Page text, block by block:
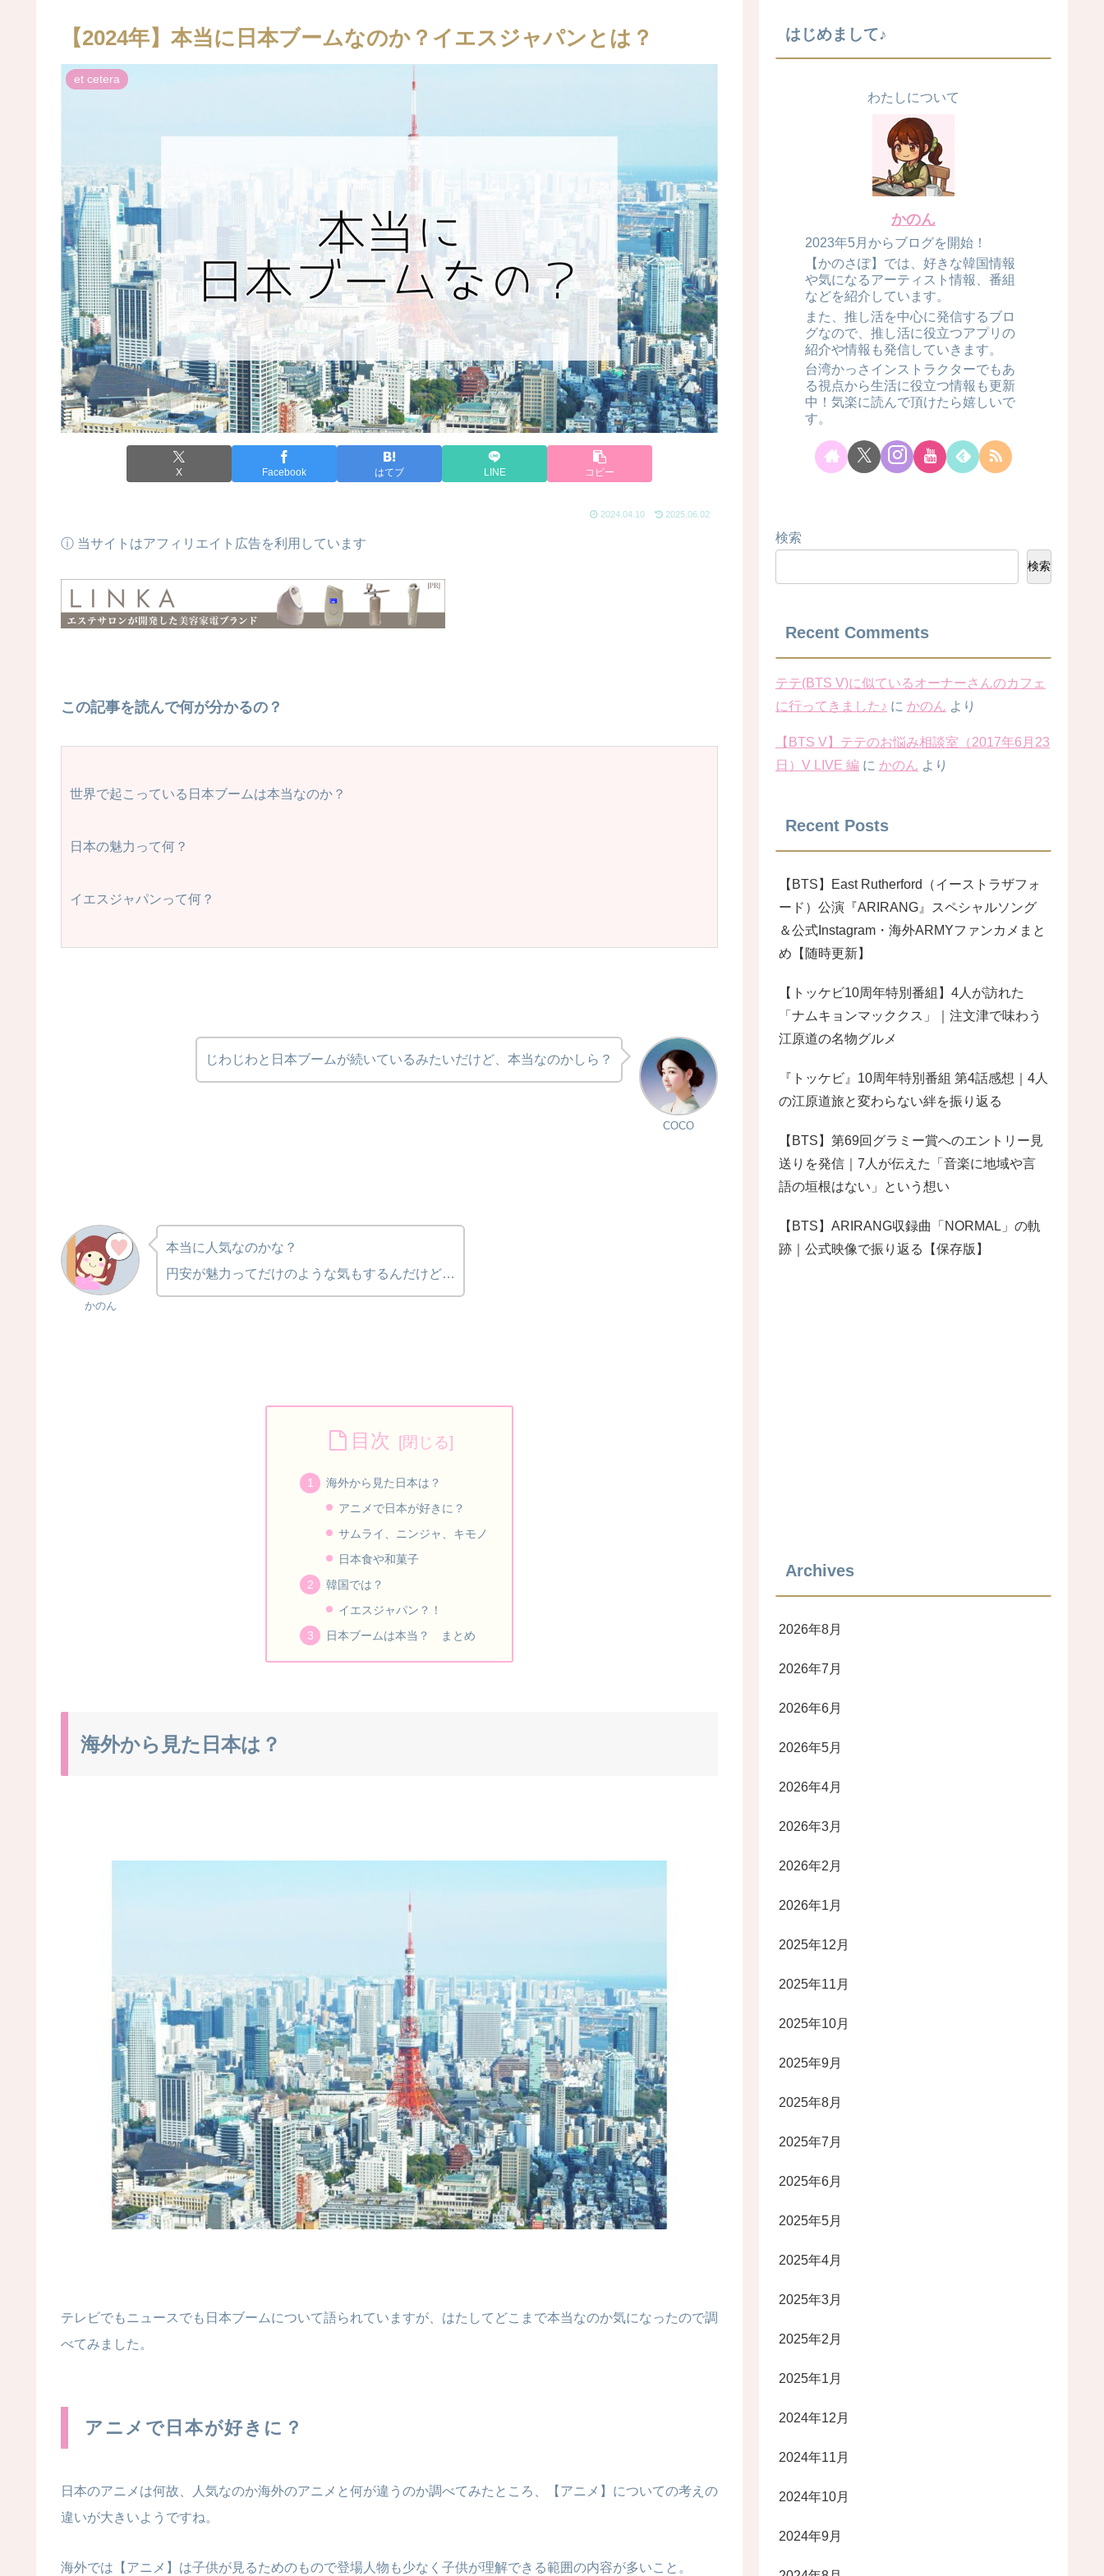
【2024年】本当に日本ブームなのか？イエスジャパンとは？
et cetera
X Facebook はてブ LINE コピー
2024.04.10 2025.06.02
ⓘ 当サイトはアフィリエイト広告を利用しています
この記事を読んで何が分かるの？
世界で起こっている日本ブームは本当なのか？
日本の魅力って何？
イエスジャパンって何？
COCO
じわじわと日本ブームが続いているみたいだけど、本当なのかしら？
かのん
本当に人気なのかな？
円安が魅力ってだけのような気もするんだけど…
目次
海外から見た日本は？
アニメで日本が好きに？
サムライ、ニンジャ、キモノ
日本食や和菓子
韓国では？
イエスジャパン？！
日本ブームは本当？ まとめ
海外から見た日本は？
テレビでもニュースでも日本ブームについて語られていますが、はたしてどこまで本当なのか気になったので調
べてみました。
アニメで日本が好きに？
日本のアニメは何故、人気なのか海外のアニメと何が違うのか調べてみたところ、【アニメ】についての考えの
違いが大きいようですね。
海外では【アニメ】は子供が見るためのもので登場人物も少なく子供が理解できる範囲の内容が多いこと。
はじめまして♪
わたしについて
かのん
2023年5月からブログを開始！
【かのさぽ】では、好きな韓国情報
や気になるアーティスト情報、番組
などを紹介しています。
また、推し活を中心に発信するブロ
グなので、推し活に役立つアプリの
紹介や情報も発信していきます。
台湾かっさインストラクターでもあ
る視点から生活に役立つ情報も更新
中！気楽に読んで頂けたら嬉しいで
す。
検索
検索
Recent Comments
テテ(BTS V)に似ているオーナーさんのカフェ
に行ってきました♪ に かのん より
【BTS V】テテのお悩み相談室（2017年6月23
日）V LIVE 編 に かのん より
Recent Posts
【BTS】East Rutherford（イーストラザフォ
ード）公演『ARIRANG』スペシャルソング
＆公式Instagram・海外ARMYファンカメまと
め【随時更新】
【トッケビ10周年特別番組】4人が訪れた
「ナムキョンマッククス」｜注文津で味わう
江原道の名物グルメ
『トッケビ』10周年特別番組 第4話感想｜4人
の江原道旅と変わらない絆を振り返る
【BTS】第69回グラミー賞へのエントリー見
送りを発信｜7人が伝えた「音楽に地域や言
語の垣根はない」という想い
【BTS】ARIRANG収録曲「NORMAL」の軌
跡｜公式映像で振り返る【保存版】
Archives
2026年8月
2026年7月
2026年6月
2026年5月
2026年4月
2026年3月
2026年2月
2026年1月
2025年12月
2025年11月
2025年10月
2025年9月
2025年8月
2025年7月
2025年6月
2025年5月
2025年4月
2025年3月
2025年2月
2025年1月
2024年12月
2024年11月
2024年10月
2024年9月